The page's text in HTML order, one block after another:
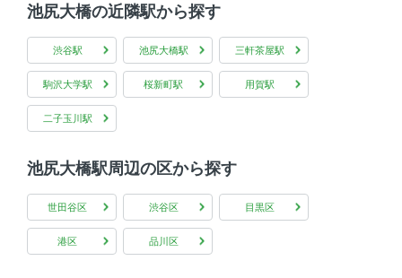
池尻大橋の近隣駅から探す
渋谷駅 池尻大橋駅 三軒茶屋駅
駒沢大学駅 桜新町駅 用賀駅
二子玉川駅
池尻大橋駅周辺の区から探す
世田谷区 渋谷区 目黒区
港区 品川区